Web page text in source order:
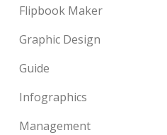
Flipbook Maker
Graphic Design
Guide
Infographics
Management